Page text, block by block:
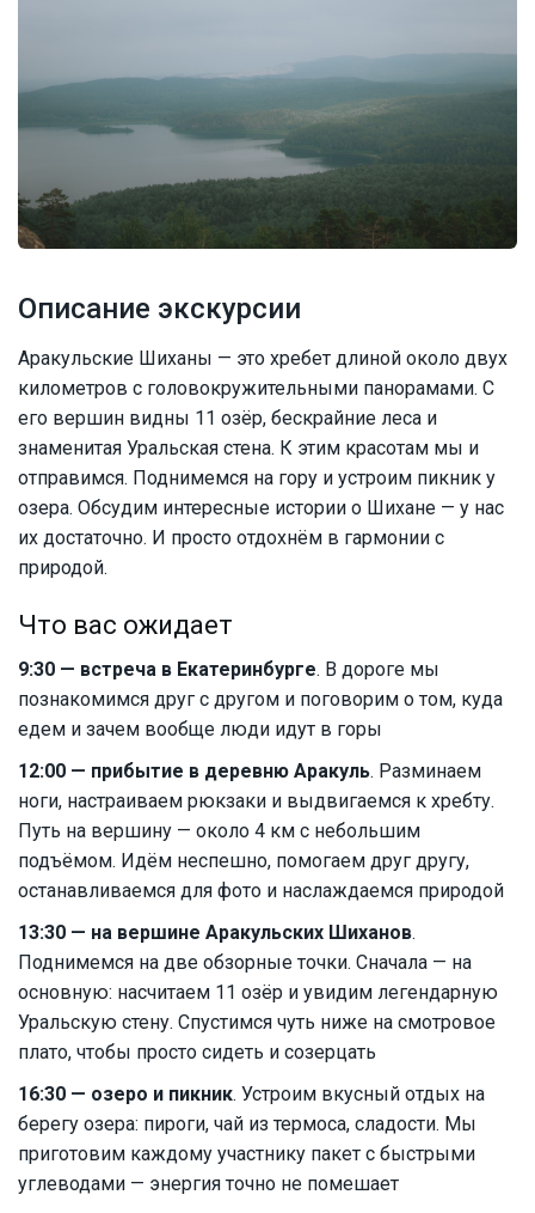
Описание экскурсии
Аракульские Шиханы — это хребет длиной около двух
километров с головокружительными панорамами. С
его вершин видны 11 озёр, бескрайние леса и
знаменитая Уральская стена. К этим красотам мы и
отправимся. Поднимемся на гору и устроим пикник у
озера. Обсудим интересные истории о Шихане — у нас
их достаточно. И просто отдохнём в гармонии с
природой.
Что вас ожидает
9:30 — встреча в Екатеринбурге. В дороге мы
познакомимся друг с другом и поговорим о том, куда
едем и зачем вообще люди идут в горы
12:00 — прибытие в деревню Аракуль. Разминаем
ноги, настраиваем рюкзаки и выдвигаемся к хребту.
Путь на вершину — около 4 км с небольшим
подъёмом. Идём неспешно, помогаем друг другу,
останавливаемся для фото и наслаждаемся природой
13:30 — на вершине Аракульских Шиханов.
Поднимемся на две обзорные точки. Сначала — на
основную: насчитаем 11 озёр и увидим легендарную
Уральскую стену. Спустимся чуть ниже на смотровое
плато, чтобы просто сидеть и созерцать
16:30 — озеро и пикник. Устроим вкусный отдых на
берегу озера: пироги, чай из термоса, сладости. Мы
приготовим каждому участнику пакет с быстрыми
углеводами — энергия точно не помешает